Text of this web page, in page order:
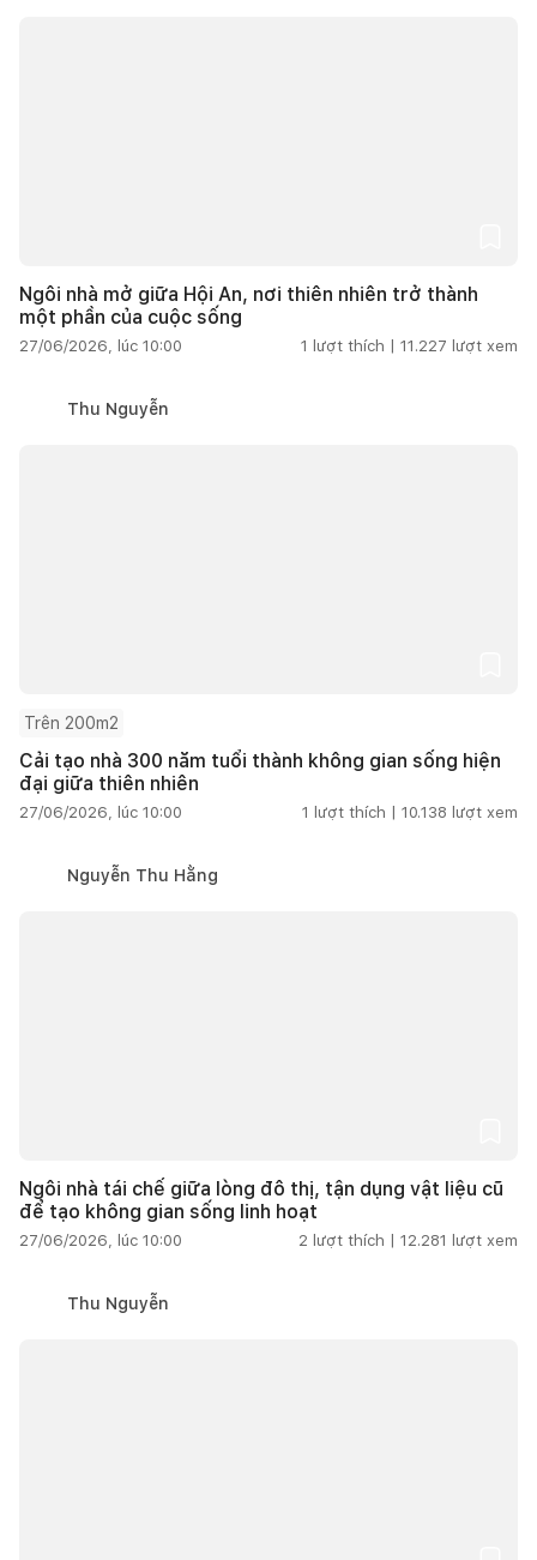
Ngôi nhà mở giữa Hội An, nơi thiên nhiên trở thành
một phần của cuộc sống
27/06/2026, lúc 10:00 1 lượt thích | 11.227 lượt xem
Thu Nguyễn
Trên 200m2
Cải tạo nhà 300 năm tuổi thành không gian sống hiện
đại giữa thiên nhiên
27/06/2026, lúc 10:00 1 lượt thích | 10.138 lượt xem
Nguyễn Thu Hằng
Ngôi nhà tái chế giữa lòng đô thị, tận dụng vật liệu cũ
để tạo không gian sống linh hoạt
27/06/2026, lúc 10:00 2 lượt thích | 12.281 lượt xem
Thu Nguyễn